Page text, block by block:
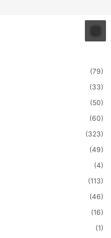
(79)
(33)
(50)
(60)
(323)
(49)
(4)
(113)
(46)
(16)
(1)